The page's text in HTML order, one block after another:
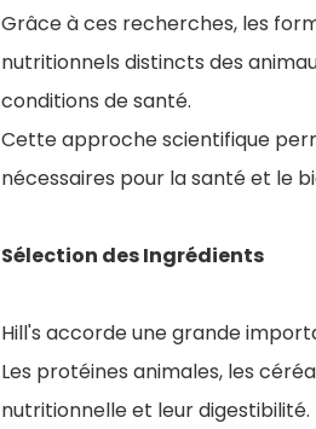
Grâce à ces recherches, les
nutritionnels distincts des
conditions de santé.
Cette approche scientifique
nécessaires pour la santé et le
Sélection des Ingrédients
Hill's accorde une grande
Les protéines animales, les
nutritionnelle et leur digestibilité.